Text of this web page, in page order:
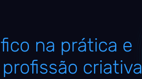
na prática e
criativa